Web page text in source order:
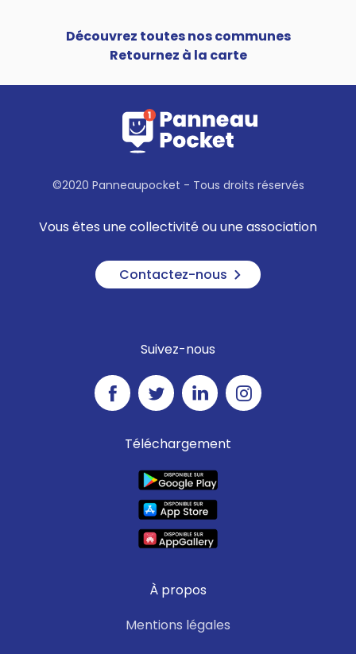
Découvrez toutes nos communes
Retournez à la carte
©2020 Panneaupocket - Tous droits réservés
Vous êtes une collectivité ou une association
Contactez-nous
Suivez-nous
Téléchargement
À propos
Mentions légales